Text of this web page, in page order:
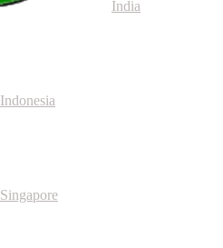
India
Indonesia
Singapore